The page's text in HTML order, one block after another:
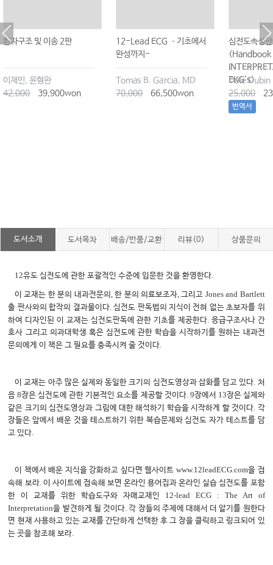
환자구조 및 이송 2판
이재민, 윤형완
42,000
39,900won
12-Lead ECG –기초에서
완성까지-
Tomas B. Garcia, MD
70,000
66,500won
심전도속성
(Handbook
EKG`s)
Dale Dubin
25,000
번역서
도서소개 도서목차 배송/반품/교환 리뷰(0) 상품문의
12유도 심전도에 관한 포괄적인 수준에 입문한 것을 환영한다.
이 교재는 한 분의 내과전문의 ,한 분의 의료보조자,그리고 Jones and Bartlett
출 판사와의 합작의 결과물이다.심전도 판독법의 지식이 전혀 없는 초보자를 위
하여 디자인된 이 교재는 심전도판독에 관한 기초를 제공한다. 응급구조사나 간
호사 그리고 의과대학생 혹은 심전도에 관한 학습을 시작하기를 원하는 내과전
문의에게 이 책은 그 필요를 충족시켜 줄 것이다.
이 교재는 아주 많은 실제와 동일한 크기의 심전도영상과 삽화를 담고 있다. 처
음8장은 심전도에 관한 기본적인 요소를 제공할 것이다. 9장에서 13장은 실제와
같은 크기의 심전도영상과 그림에 대한 해석하기 학습을 시작하게 할 것이다. 각
장들은 앞에서 배운 것을 테스트하기 위한 복습문제와 심전도 자가 테스트를 담
고 있다.
이 책에서 배운 지식을 강화하고 싶다면 웹사이트 www.12leadECG.com을 접
속해 보라. 이 사이트에 접속해 보면 온라인 용어집과 온라인 실습 심전도를 포함
한 이 교재를 위한 학습도구와 자매교재인 12-lead ECG : The Art of
Interpretation을 발견하게 될 것이다.각 장들의 주제에 대해서 더 알기를 원한다
면 현재 사용하고 있는 교재를 간단하게 선택한 후 그 장을 클릭하고 링크되어 있
는 곳을 참조해 보라.